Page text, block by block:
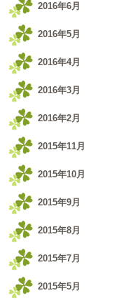
2016年6月
2016年5月
2016年4月
2016年3月
2016年2月
2015年11月
2015年10月
2015年9月
2015年8月
2015年7月
2015年5月